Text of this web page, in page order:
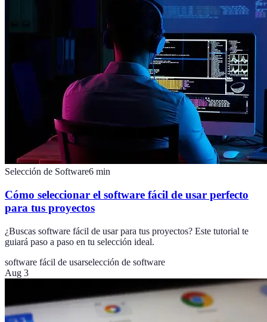
Selección de Software6 min
Cómo seleccionar el software fácil de usar perfecto
para tus proyectos
¿Buscas software fácil de usar para tus proyectos? Este tutorial te
guiará paso a paso en tu selección ideal.
software fácil de usarselección de software
Aug 3